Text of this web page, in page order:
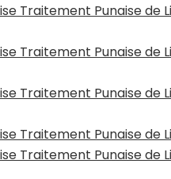
Traitement Punaise de
Traitement Punaise de
Traitement Punaise de
Traitement Punaise de
Traitement Punaise de